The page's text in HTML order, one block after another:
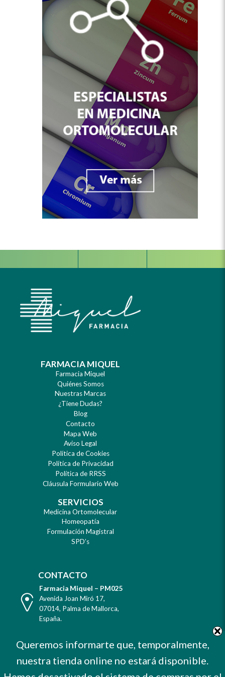
FARMACIA MIQUEL
Farmacia Miquel
Quiénes Somos
Nuestras Marcas
¿Tiene Dudas?
Blog
Contacto
Mapa Web
Aviso Legal
Política de Cookies
Política de Privacidad
Política de RRSS
Cláusula Formulario Web
SERVICIOS
Medicina Ortomolecular
Homeopatía
Formulación Magistral
SPD’s
CONTACTO
Farmacia Miquel – PM025
Dirección
Avenida Joan Miró 17,
07014, Palma de Mallorca,
España.
Celular
Mvl. 606 373 503
E-
farmacia@farmaciamiquel.com
Queremos informarte que, temporalmente,
nuestra tienda online no estará disponible.